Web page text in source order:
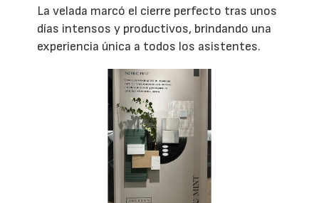
La velada marcó el cierre perfecto tras unos
días intensos y productivos, brindando una
experiencia única a todos los asistentes.